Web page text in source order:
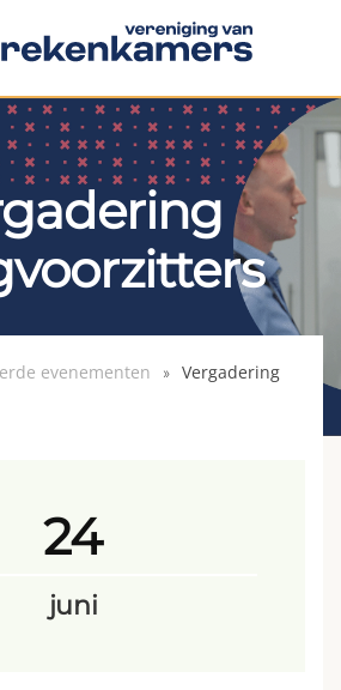
de inhoud gaan
evenementen
Vergadering
24
juni